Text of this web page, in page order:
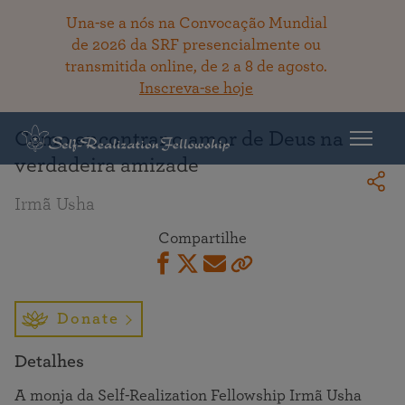
Una-se a nós na Convocação Mundial
de 2026 da SRF presencialmente ou
transmitida online, de 2 a 8 de agosto.
Inscreva-se hoje
Voltar ao acervo
Como encontrar o amor de Deus na
verdadeira amizade
Irmã Usha
Compartilhe
Donate
Detalhes
A monja da Self-Realization Fellowship Irmã Usha